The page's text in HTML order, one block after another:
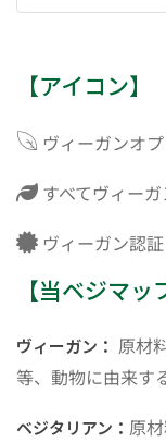
【アイコン】
ヴィーガンオ
すべてヴィーガ
ヴィーガン認証
【当ベジマッ
ヴィーガン： 原材
等、動物に由来す
ベジタリアン： 原